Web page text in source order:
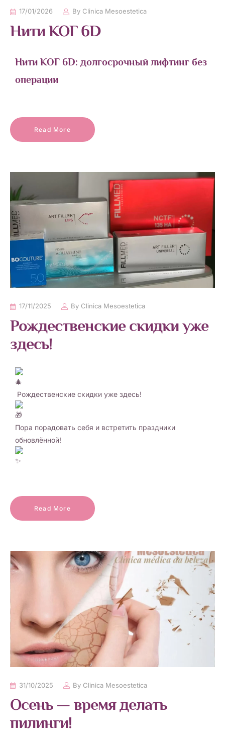
17/01/2026 By Clinica Mesoestetica
Нити КОГ 6D
Нити КОГ 6D: долгосрочный лифтинг без
операции
Read More
17/11/2025 By Clinica Mesoestetica
Рождественские скидки уже
здесь!
Рождественские скидки уже здесь!
Пора порадовать себя и встретить праздники
обновлённой!
Read More
31/10/2025 By Clinica Mesoestetica
Осень — время делать
пилинги!